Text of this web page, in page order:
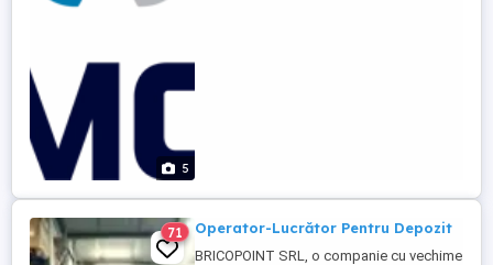
5
71 Operator-Lucrător Pentru Depozit
BRICOPOINT SRL, o companie cu vechime